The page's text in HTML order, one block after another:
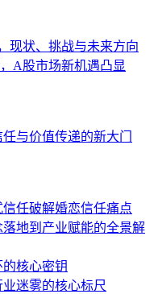
现状、挑战与未来方向
A股市场新机遇凸显
与价值传递的新大门
任破解婚恋信任痛点
地到产业赋能的全景解
核心密钥
迷雾的核心标尺